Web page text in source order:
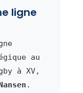
ligne
au
à XV,
.